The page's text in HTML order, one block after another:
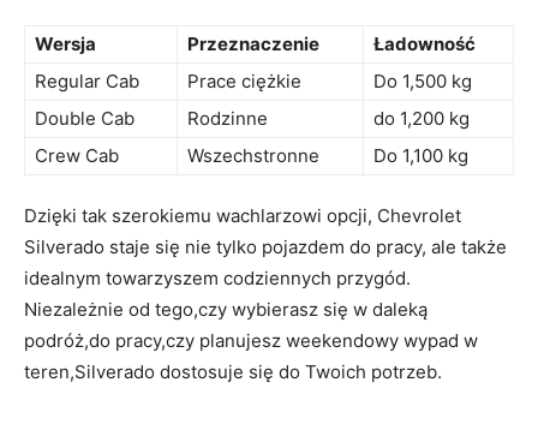
Wersja Przeznaczenie
Ładowność
Regular Cab
Prace ciężkie
Do 1,500 kg
Double Cab
Rodzinne
do 1,200 kg
Crew Cab
Wszechstronne Do 1,100 kg
Dzięki tak szerokiemu wachlarzowi opcji, Chevrolet
Silverado staje się nie tylko pojazdem do pracy, ale także
idealnym towarzyszem codziennych przygód.
Niezależnie od tego,czy wybierasz się w daleką
podróż,do pracy,czy planujesz weekendowy wypad w
teren,Silverado dostosuje się do Twoich potrzeb.